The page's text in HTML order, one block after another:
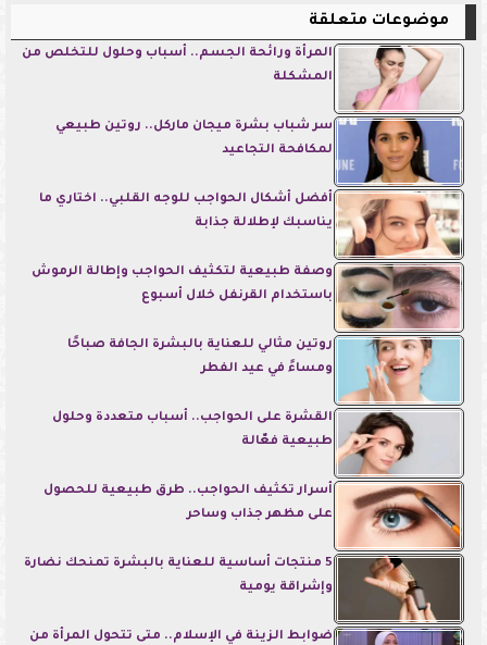
موضوعات متعلقة
المرأة ورائحة الجسم.. أسباب وحلول للتخلص من
المشكلة
سر شباب بشرة ميجان ماركل.. روتين طبيعي
لمكافحة التجاعيد
أفضل أشكال الحواجب للوجه القلبي.. اختاري ما
يناسبك لإطلالة جذابة
وصفة طبيعية لتكثيف الحواجب وإطالة الرموش
باستخدام القرنفل خلال أسبوع
روتين مثالي للعناية بالبشرة الجافة صباحًا
ومساءً في عيد الفطر
القشرة على الحواجب.. أسباب متعددة وحلول
طبيعية فعّالة
أسرار تكثيف الحواجب.. طرق طبيعية للحصول
على مظهر جذاب وساحر
5 منتجات أساسية للعناية بالبشرة تمنحك نضارة
وإشراقة يومية
ضوابط الزينة في الإسلام.. متى تتحول المرأة من